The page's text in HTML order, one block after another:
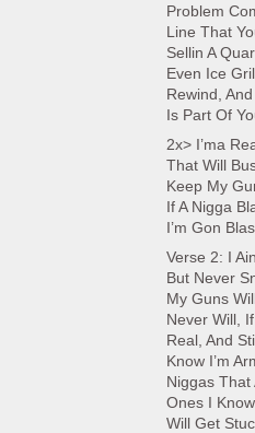
Problem
Line That
Sellin A
Even Ice
Rewind,
Is Part Of
2x> I’ma
That Will
Keep My
If A Nigga
I’m Gon
Verse 2: I
But Never
My Guns
Never Will,
Real, And
Know I’m
Niggas That
Ones I
Will Get